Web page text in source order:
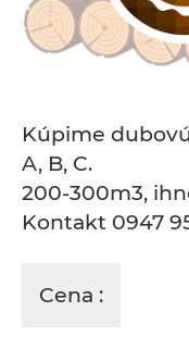
Kúpime
A, B, C.
200-300m3,
Kontakt 0947
Cena :